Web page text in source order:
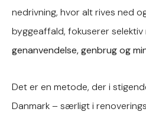
nedrivning, hvor alt rives ned
byggeaffald, fokuserer selektiv
genanvendelse, genbrug og
Det er en metode, der i
Danmark – særligt i